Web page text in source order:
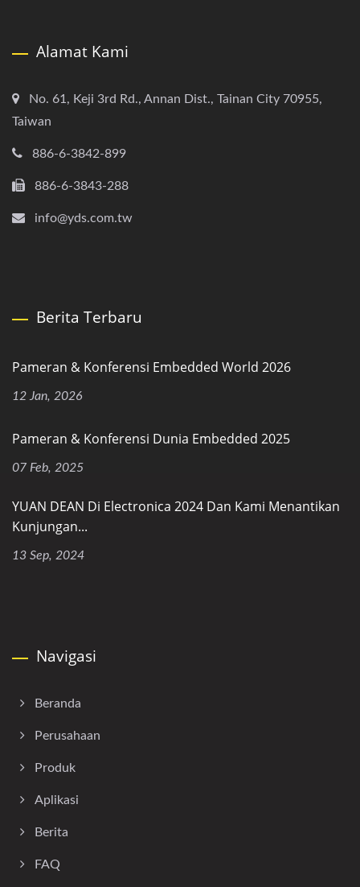
Alamat Kami
No. 61, Keji 3rd Rd., Annan Dist., Tainan City 70955,
Taiwan
886-6-3842-899
886-6-3843-288
info@yds.com.tw
Berita Terbaru
Pameran & Konferensi Embedded World 2026
12 Jan, 2026
Pameran & Konferensi Dunia Embedded 2025
07 Feb, 2025
YUAN DEAN Di Electronica 2024 Dan Kami Menantikan
Kunjungan...
13 Sep, 2024
Navigasi
Beranda
Perusahaan
Produk
Aplikasi
Berita
FAQ